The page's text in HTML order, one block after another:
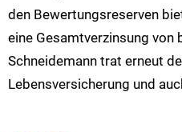
den Bewertungsreserven
eine Gesamtverzinsung von
Schneidemann trat erneut
Lebensversicherung und